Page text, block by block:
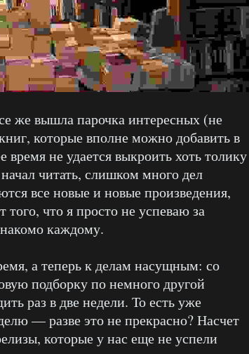
же вышла парочка интересных (не
которые вполне можно добавить в
не удается выкроить хоть толику
читать, слишком много дел
все новые и новые произведения,
того, что я просто не успеваю за
каждому.
а теперь к делам насущным: со
подборку по немного другой
раз в две недели. То есть уже
— разве это не прекрасно? Насчет
которые у нас еще не успели